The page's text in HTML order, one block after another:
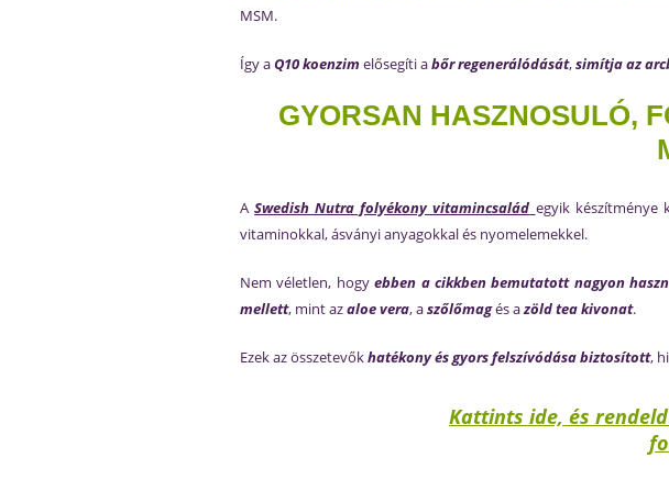
MSM.
Így aQ10 koenzim elősegíti abőr regenerálódását,simítja az
GYORSAN HASZNOSULÓ,
ASwedish Nutra folyékony vitamincsalád egyik készítménye
vitaminokkal, ásványi anyagokkal és nyomelemekkel.
Nem véletlen, hogyebben a cikkben bemutatott nagyon
mellett, mint azaloe vera, aszőlőmagés azöld tea kivonat.
Ezek az összetevőkhatékony és gyors felszívódása biztosított,
Kattints ide, és